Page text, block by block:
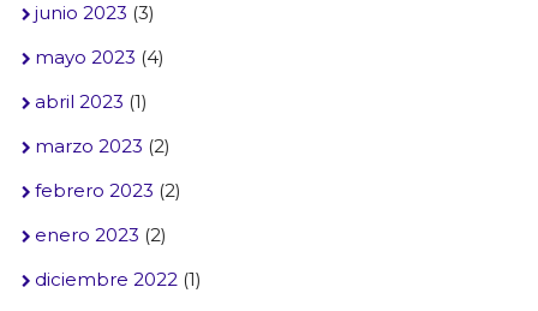
junio 2023 (3)
mayo 2023 (4)
abril 2023 (1)
marzo 2023 (2)
febrero 2023 (2)
enero 2023 (2)
diciembre 2022(1)